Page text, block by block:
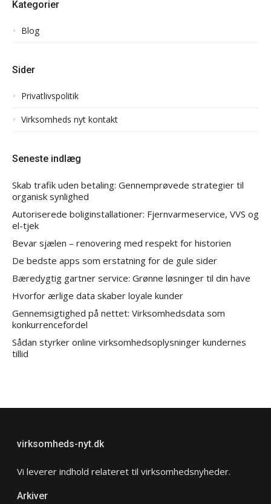
Kategorier
Blog
Sider
Privatlivspolitik
Virksomheds nyt kontakt
Seneste indlæg
Skab trafik uden betaling: Gennemprøvede strategier til
organisk synlighed
Autoriserede boliginstallationer: Fjernvarmeservice, VVS og
el-tjek
Bevar sjælen – renovering med respekt for historien
De bedste apps som erstatning for de gule sider
Bæredygtig gartner service: Grønne løsninger til din have
Hvorfor ærlige data skaber loyale kunder
Gennemsigtighed på nettet: Virksomhedsdata som
konkurrencefordel
Sådan styrker online virksomhedsoplysninger kundernes
tillid
virksomheds-nyt.dk
Vi leverer indhold relateret til virksomhedsnyheder.
Arkiver